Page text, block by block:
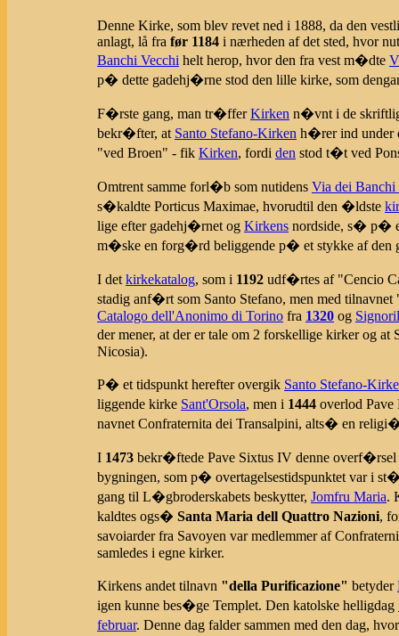
Denne Kirke, som blev revet ned i 1888, da den
anlagt, lå fra før 1184 i nærheden af det sted, hvor
Banchi Vecchi helt herop, hvor den fra vest m�dte
p� dette gadehj�rne stod den lille kirke, som
F�rste gang, man tr�fferKirken n�vnt i de
bekr�fter, at Santo Stefano-Kirken h�rer ind under
"ved Broen" - fik Kirken, fordi den stod t�t ved
Omtrent samme forl�b som nutidens Via dei Banchi
s�kaldte Porticus Maximae, hvorudtil den �ldste
lige efter gadehj�rnet og Kirkens nordside, s� p�
m�ske en forg�rd beliggende p� et stykke af den
I det kirkekatalog, som i 1192 udf�rtes af "Cencio
stadig anf�rt som Santo Stefano, men med
Catalogo dell'Anonimo di Torino fra 1320 og
der mener, at der er tale om 2 forskellige kirker og
Nicosia).
P� et tidspunkt herefter overgik Santo Stefano-
liggende kirke Sant'Orsola, men i 1444 overlod
navnet Confraternita dei Transalpini, alts� en
I 1473 bekr�ftede Pave Sixtus IV denne overf�rsel
bygningen, som p� overtagelsestidspunktet var i
gang til L�gbroderskabets beskytter, Jomfru Maria.
kaldtes ogs� Santa Maria dell Quattro Nazioni,
savoiarder fra Savoyen var medlemmer af
samledes i egne kirker.
Kirkens andet tilnavn "della Purificazione" betyder
igen kunne bes�ge Templet. Den katolske helligdag
februar. Denne dag falder sammen med den dag,